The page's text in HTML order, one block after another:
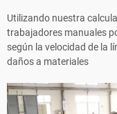
Utilizando nuestra
trabajadores manuales
según la velocidad de la
daños a materiales